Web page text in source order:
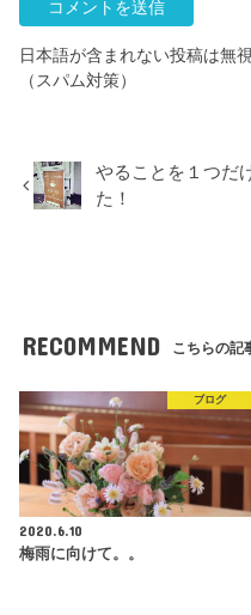
日本語が含まれない投稿は無
（スパム対策）
やることを１つだ
た！
RECOMMEND こちらの記
ブログ
2020.6.10
梅雨に向けて。。